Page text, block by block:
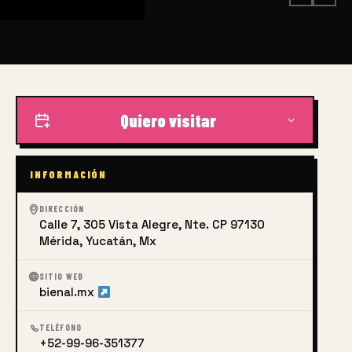
Quiero visitar
INFORMACIÓN
DIRECCIÓN
Calle 7, 305 Vista Alegre, Nte. CP 97130
Mérida, Yucatán, Mx
SITIO WEB
bienal.mx
TELÉFONO
+52-99-96-351377